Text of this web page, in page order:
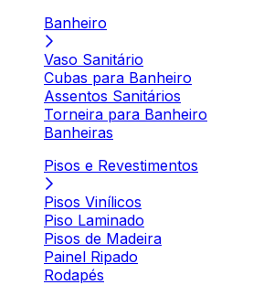
Banheiro
Vaso Sanitário
Cubas para Banheiro
Assentos Sanitários
Torneira para Banheiro
Banheiras
Pisos e Revestimentos
Pisos Vinílicos
Piso Laminado
Pisos de Madeira
Painel Ripado
Rodapés